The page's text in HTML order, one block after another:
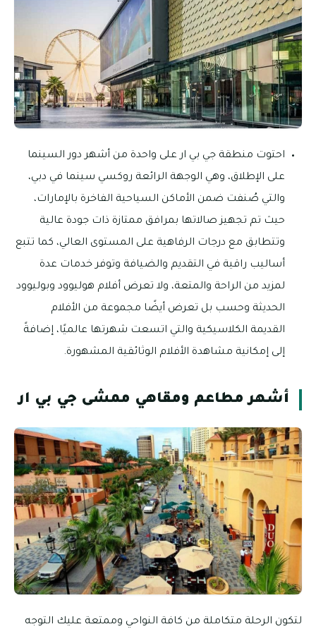
احتوت منطقة جي بي ار على واحدة من أشهر دور السينما
على الإطلاق، وهي الوجهة الرائعة روكسي سينما في دبي،
والتي صُنفت ضمن الأماكن السياحية الفاخرة بالإمارات،
حيث تم تجهيز صالاتها بمرافق ممتازة ذات جودة عالية
وتتطابق مع درجات الرفاهية على المستوى العالي، كما تتبع
أساليب راقية في التقديم والضيافة وتوفر خدمات عدة
لمزيد من الراحة والمتعة، ولا تعرض أفلام هوليوود وبوليوود
الحديثة وحسب بل تعرض أيضًا مجموعة من الأفلام
القديمة الكلاسيكية والتي اتسعت شهرتها عالميًا، إضافةً
إلى إمكانية مشاهدة الأفلام الوثائقية المشهورة.
أشهر مطاعم ومقاهي ممشى جي بي ار
لتكون الرحلة متكاملة من كافة النواحي وممتعة عليك التوجه